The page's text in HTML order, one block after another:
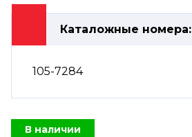
Каталожные номера:
105-7284
В наличии